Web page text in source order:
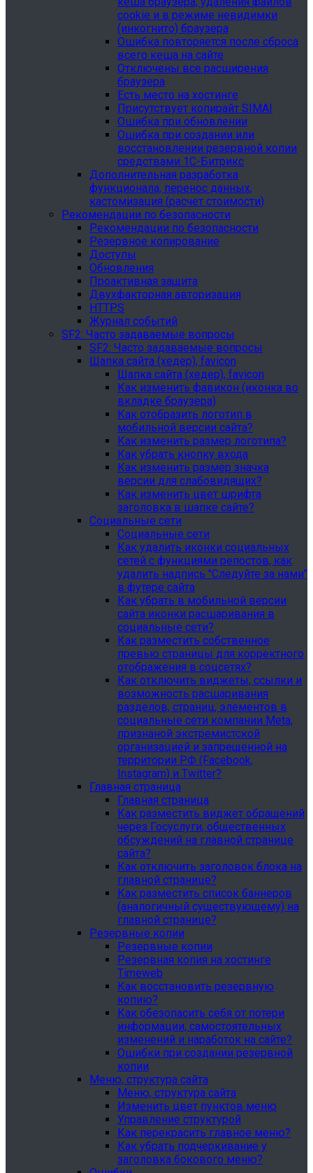
cookie и в режиме невидимки
(инкогнито) браузера
Ошибка повторяется после сброса
всего кеша на сайте
Отключены все расширения
браузера
Есть место на хостинге
Присутствует копирайт SIMAI
Ошибка при обновлении
Ошибка при создании или
восстановлении резервной копии
средствами 1С-Битрикс
Дополнительная разработка
функционала, перенос данных,
кастомизация (расчет стоимости)
Рекомендации по безопасности
Рекомендации по безопасности
Резервное копирование
Доступы
Обновления
Проактивная защита
Двухфакторная авторизация
HTTPS
Журнал событий
SF2: Часто задаваемые вопросы
SF2: Часто задаваемые вопросы
Шапка сайта (хедер), favicon
Шапка сайта (хедер), favicon
Как изменить фавикон (иконка во
вкладке браузера)
Как отобразить логотип в
мобильной версии сайта?
Как изменить размер логотипа?
Как убрать кнопку входа
Как изменить размер значка
версии для слабовидящих?
Как изменить цвет шрифта
заголовка в шапке сайте?
Социальные сети
Социальные сети
Как удалить иконки социальных
сетей с функциями репостов, как
удалить надпись "Следуйте за нами"
в футере сайта
Как убрать в мобильной версии
сайта иконки расшаривания в
социальные сети?
Как разместить собственное
превью страницы для корректного
отображения в соцсетях?
Как отключить виджеты, ссылки и
возможность расшаривания
разделов, страниц, элементов в
социальные сети компании Meta,
признаной экстремистской
организацией и запрещенной на
территории РФ (Facebook,
Instagram) и Twitter?
Главная страница
Главная страница
Как разместить виджет обращений
через Госуслуги, общественных
обсуждений на главной странице
сайта?
Как отключить заголовок блока на
главной странице?
Как разместить список баннеров
(аналогичный существующему) на
главной странице?
Резервные копии
Резервные копии
Резервная копия на хостинге
Timeweb
Как восстановить резервную
копию?
Как обезопасить себя от потери
информации, самостоятельных
изменений и наработок на сайте?
Ошибки при создании резервной
копии
Меню, структура сайта
Меню, структура сайта
Изменить цвет пунктов меню
Управление структурой
Как перекрасить главное меню?
Как убрать подчеркивание у
заголовка бокового меню?